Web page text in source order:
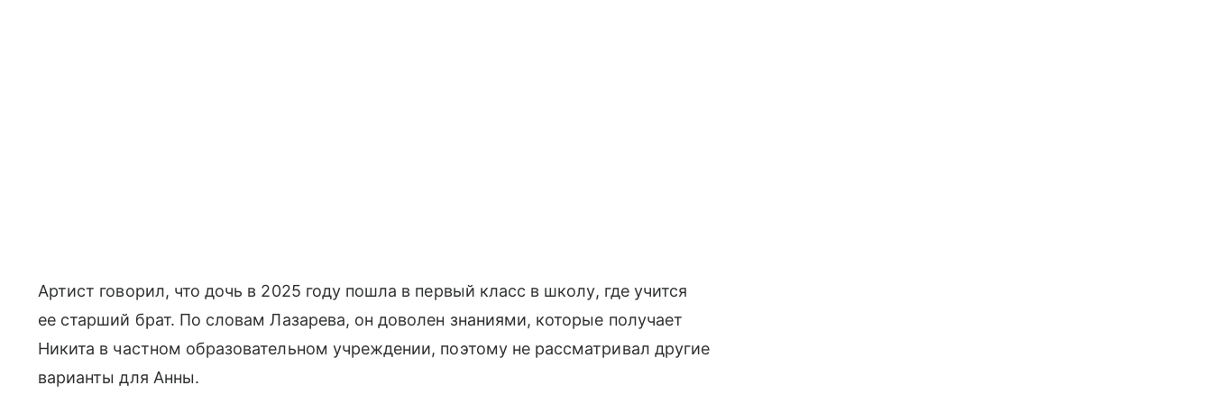
Артист говорил, что дочь в 2025 году пошла в первый класс в школу, где учится
ее старший брат. По словам Лазарева, он доволен знаниями, которые получает
Никита в частном образовательном учреждении, поэтому не рассматривал другие
варианты для Анны.